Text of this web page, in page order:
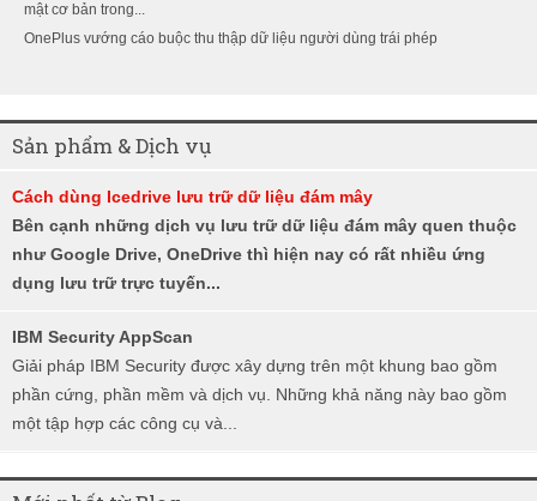
mật cơ bản trong...
OnePlus vướng cáo buộc thu thập dữ liệu người dùng trái phép
Sản phẩm & Dịch vụ
Cách dùng Icedrive lưu trữ dữ liệu đám mây
Bên cạnh những dịch vụ lưu trữ dữ liệu đám mây quen thuộc
như Google Drive, OneDrive thì hiện nay có rất nhiều ứng
dụng lưu trữ trực tuyến...
IBM Security AppScan
Giải pháp IBM Security được xây dựng trên một khung bao gồm
phần cứng, phần mềm và dịch vụ. Những khả năng này bao gồm
một tập hợp các công cụ và...